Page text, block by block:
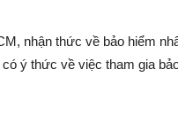
nhận thức về bảo hiểm
ý thức về việc tham gia